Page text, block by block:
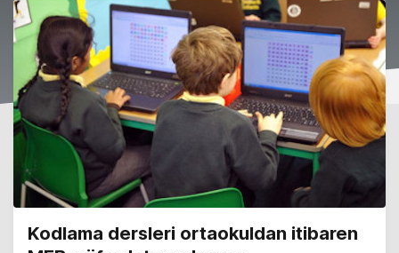
Kodlama dersleri ortaokuldan itibaren